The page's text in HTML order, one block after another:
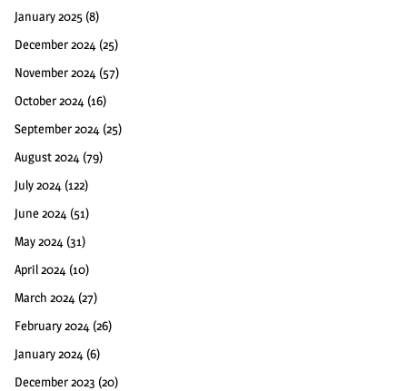
January 2025 (8)
December 2024 (25)
November 2024 (57)
October 2024 (16)
September 2024 (25)
August 2024 (79)
July 2024 (122)
June 2024 (51)
May 2024 (31)
April 2024 (10)
March 2024 (27)
February 2024 (26)
January 2024 (6)
December 2023 (20)